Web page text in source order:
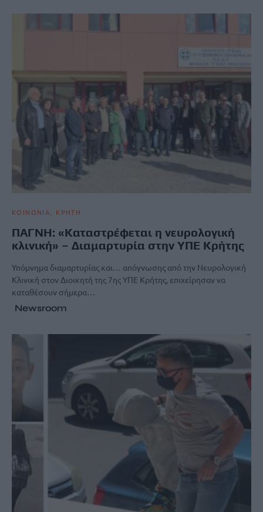
ΚΟΙΝΩΝΙΑ ΚΡΗΤΗ
ΠΑΓΝΗ: «Καταστρέφεται η νευρολογική
κλινική» – Διαμαρτυρία στην ΥΠΕ Κρήτης
Υπόμνημα διαμαρτυρίας και… απόγνωσης από την Νευρολογική
Κλινική στον Διοικητή της 7ης ΥΠΕ Κρήτης, επιχείρησαν να
καταθέσουν σήμερα…
Newsroom